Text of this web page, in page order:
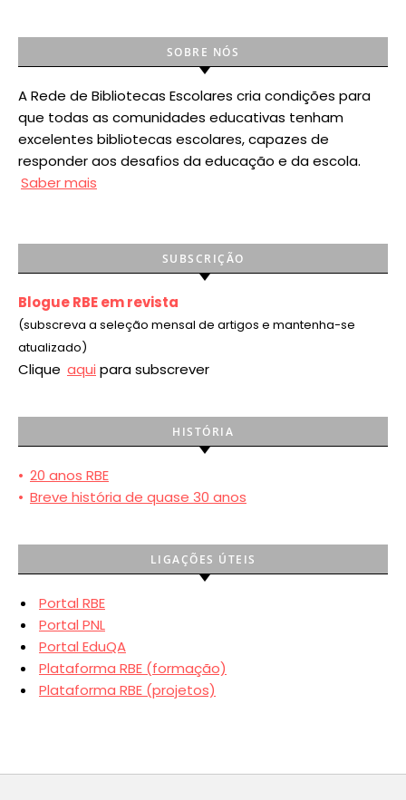
SOBRE NÓS
A Rede de Bibliotecas Escolares cria condições para
que todas as comunidades educativas tenham
excelentes bibliotecas escolares, capazes de
responder aos desafios da educação e da escola.
Saber mais
SUBSCRIÇÃO
Blogue RBE em revista
(subscreva a seleção mensal de artigos e mantenha-se
atualizado)
Clique aqui para subscrever
HISTÓRIA
• 20 anos RBE
• Breve história de quase 30 anos
LIGAÇÕES ÚTEIS
Portal RBE
Portal PNL
Portal EduQA
Plataforma RBE (formação)
Plataforma RBE (projetos)